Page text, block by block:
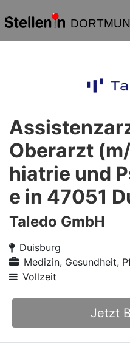
Oberarzt
hiatrie und
e in 47051
Taledo GmbH
Duisburg
Medizin, Gesundheit,
Vollzeit
Jetzt